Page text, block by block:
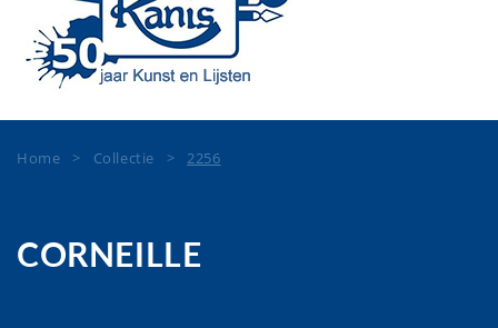
Home > Collectie >2256
CORNEILLE